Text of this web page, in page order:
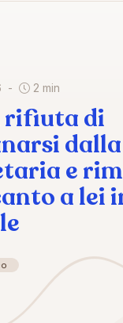
2 min
rifiuta di
dalla
e
a lei